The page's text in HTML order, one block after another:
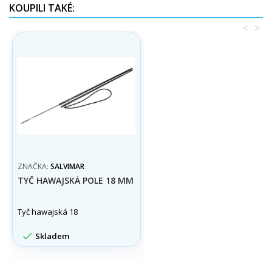
KOUPILI TAKÉ:
>
<
ZNAČKA: SALVIMAR
TYČ HAWAJSKÁ POLE 18 MM
Tyč hawajská 18
 Skladem